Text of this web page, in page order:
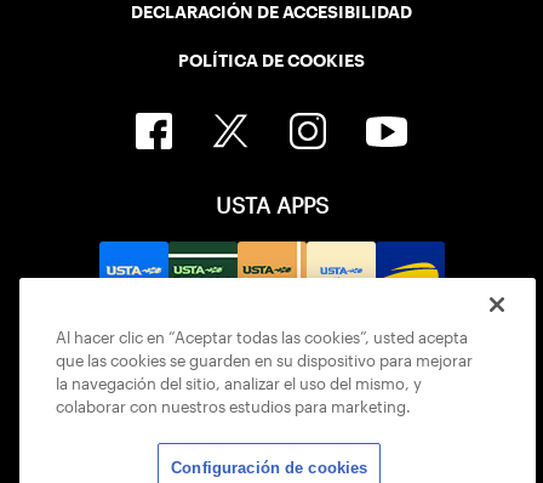
DECLARACIÓN DE ACCESIBILIDAD
POLÍTICA DE COOKIES
USTA APPS
Al hacer clic en “Aceptar todas las cookies”, usted acepta
que las cookies se guarden en su dispositivo para mejorar
la navegación del sitio, analizar el uso del mismo, y
colaborar con nuestros estudios para marketing.
Configuración de cookies